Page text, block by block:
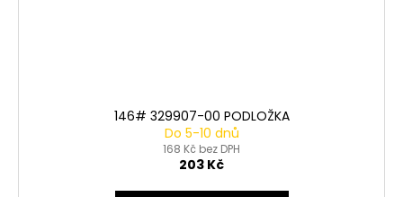
146# 329907-00 PODLOŽKA
Do 5-10 dnů
168 Kč bez DPH
203 Kč